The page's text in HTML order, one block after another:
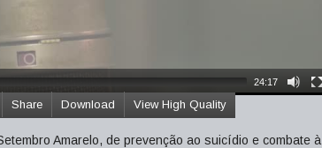
24:17
View High Quality
Download
Share
Amarelo, de prevenção ao suicídio e combate à